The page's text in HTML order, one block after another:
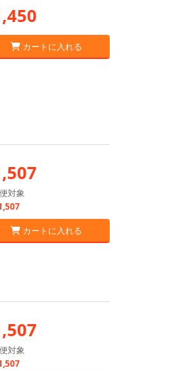
カートに入れる
対象
カートに入れる
対象